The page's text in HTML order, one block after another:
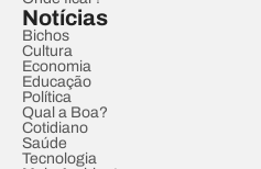
Notícias
Bichos
Cultura
Economia
Educação
Política
Qual a Boa?
Cotidiano
Saúde
Tecnologia